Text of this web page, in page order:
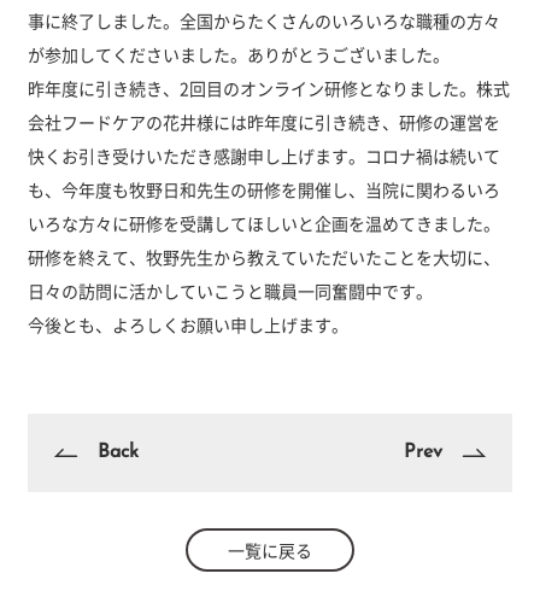
事に終了しました。全国からたくさんのいろいろな職種の方々
が参加してくださいました。ありがとうございました。
昨年度に引き続き、2回目のオンライン研修となりました。株式
会社フードケアの花井様には昨年度に引き続き、研修の運営を
快くお引き受けいただき感謝申し上げます。コロナ禍は続いて
も、今年度も牧野日和先生の研修を開催し、当院に関わるいろ
いろな方々に研修を受講してほしいと企画を温めてきました。
研修を終えて、牧野先生から教えていただいたことを大切に、
日々の訪問に活かしていこうと職員一同奮闘中です。
今後とも、よろしくお願い申し上げます。
Back Prev
一覧に戻る